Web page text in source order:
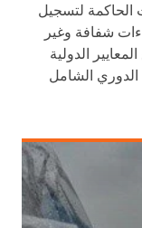
الحاكمة لتسجيل
شفافة وغير
الدولية
الشامل